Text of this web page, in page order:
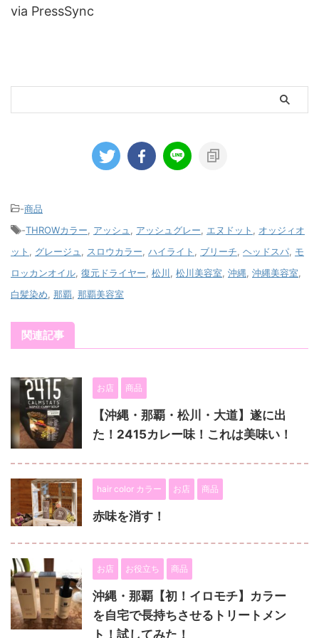
via PressSync
-商品
-THROWカラー アッシュ アッシュグレー エヌドット
オッジィオ
ット
グレージュ スロウカラー ハイライト ブリーチ ヘッドスパ モ
ロッカンオイル 復元ドライヤー 松川 松川美容室 沖縄 沖縄美容室
白髪染め 那覇 那覇美容室
関連記事
お店 商品
【沖縄・那覇・松川・大道】遂に出
た！2415カレー味！これは美味い！
hair color カラー お店 商品
赤味を消す！
お店 お役立ち 商品
沖縄・那覇【初！イロモチ】カラー
を自宅で長持ちさせるトリートメン
ト！試してみた！